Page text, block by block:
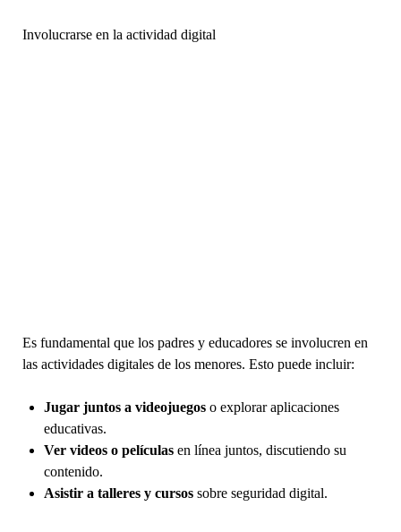
Involucrarse en la actividad digital
Es fundamental que los padres y educadores se involucren en
las actividades digitales de los menores. Esto puede incluir:
Jugar juntos a videojuegoso explorar aplicaciones
educativas.
Ver videos o películasen línea juntos, discutiendo su
contenido.
Asistir a talleres y cursossobre seguridad digital.